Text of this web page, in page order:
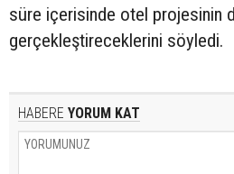
süre içerisinde otel projesinin
gerçekleştireceklerini söyledi.
HABERE YORUM KAT